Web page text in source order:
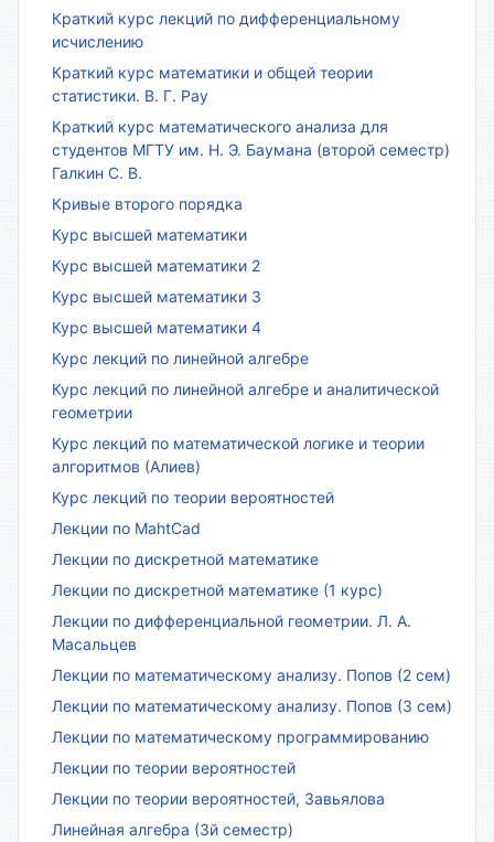
Краткий курс лекций по дифференциальному
исчислению
Краткий курс математики и общей теории
статистики. В. Г. Рау
Краткий курс математического анализа для
студентов МГТУ им. Н. Э. Баумана (второй семестр)
Галкин С. В.
Кривые второго порядка
Курс высшей математики
Курс высшей математики 2
Курс высшей математики 3
Курс высшей математики 4
Курс лекций по линейной алгебре
Курс лекций по линейной алгебре и аналитической
геометрии
Курс лекций по математической логике и теории
алгоритмов (Алиев)
Курс лекций по теории вероятностей
Лекции по MahtCad
Лекции по дискретной математике
Лекции по дискретной математике (1 курс)
Лекции по дифференциальной геометрии. Л. А.
Масальцев
Лекции по математическому анализу. Попов (2 сем)
Лекции по математическому анализу. Попов (3 сем)
Лекции по математическому программированию
Лекции по теории вероятностей
Лекции по теории вероятностей, Завьялова
Линейная алгебра (3й семестр)